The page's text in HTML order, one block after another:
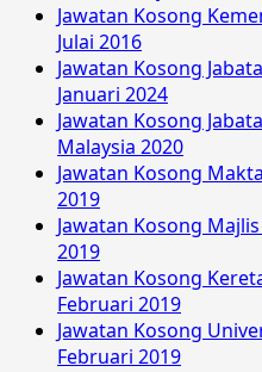
Jawatan Kosong
Julai 2016
Jawatan Kosong
Januari 2024
Jawatan Kosong
Malaysia 2020
Jawatan Kosong
2019
Jawatan Kosong
2019
Jawatan Kosong
Februari 2019
Jawatan Kosong
Februari 2019